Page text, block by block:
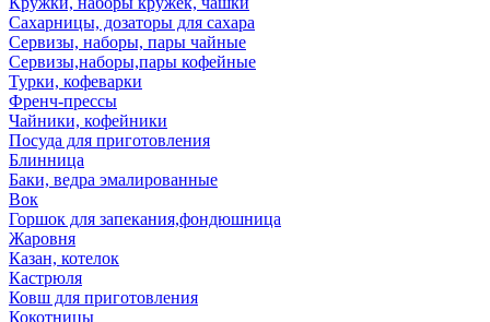
Сахарницы, дозаторы для сахара
Сервизы, наборы, пары чайные
Сервизы,наборы,пары кофейные
Турки, кофеварки
Френч-прессы
Чайники, кофейники
Посуда для приготовления
Блинница
Баки, ведра эмалированные
Вок
Горшок для запекания,фондюшница
Жаровня
Казан, котелок
Кастрюля
Ковш для приготовления
Кокотницы